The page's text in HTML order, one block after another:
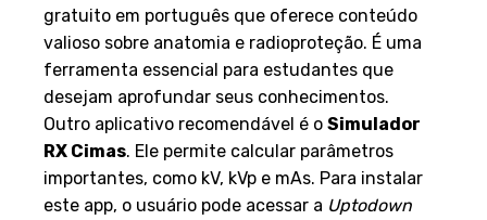
gratuito em português que oferece conteúdo
valioso sobre anatomia e radioproteção. É uma
ferramenta essencial para estudantes que
desejam aprofundar seus conhecimentos.
Outro aplicativo recomendável é o Simulador
RX Cimas. Ele permite calcular parâmetros
importantes, como kV, kVp e mAs. Para instalar
este app, o usuário pode acessar a Uptodown